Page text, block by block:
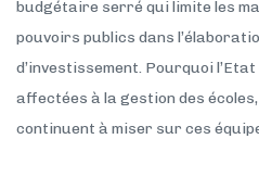
budgétaire serré qui limite les
pouvoirs publics dans
d’investissement. Pourquoi
affectées à la gestion des
continuent à miser sur ces